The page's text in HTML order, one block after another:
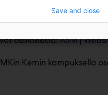
osoitteesta:ASM |
Kemin kampuksella
Save and close